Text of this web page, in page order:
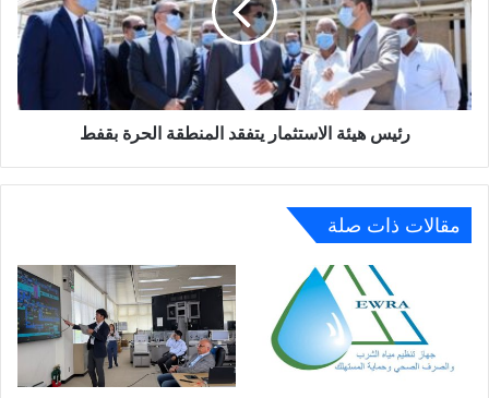
المنطقة
الحرة
بقفط
رئيس هيئة الاستثمار يتفقد المنطقة الحرة بقفط
مقالات ذات صلة